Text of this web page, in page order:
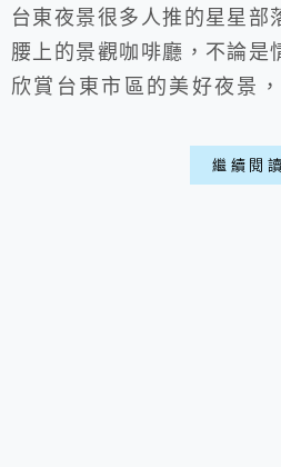
台東夜景很多人推的星星部
腰上的景觀咖啡廳，不論是
欣賞台東市區的美好夜景
很到位，山上待起來也不會
一點去，不然好位子很快就
繼續閱讀